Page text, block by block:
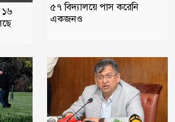
১৬
৫৭ বিদ্যালয়ে পাস করেনি
একজনও